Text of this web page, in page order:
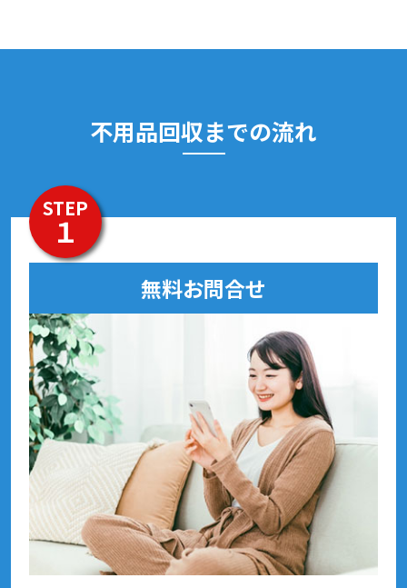
不用品回収までの流れ
STEP
１
無料お問合せ